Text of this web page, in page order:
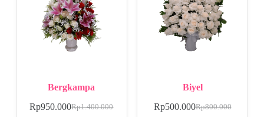
Bergkampa
Rp1.400.000
Rp950.000
Biyel
Rp800.000
Rp500.000